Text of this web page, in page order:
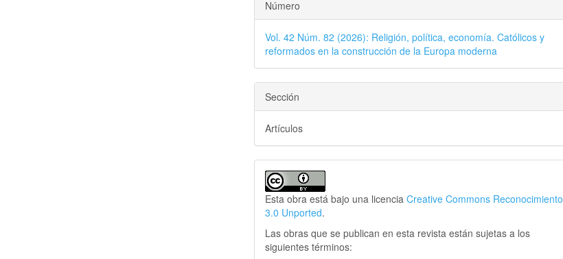
Número
Vol. 42 Núm. 82 (2026): Religión, política, economía. Católicos y
reformados en la construcción de la Europa moderna
Sección
Artículos
Esta obra está bajo una licenciaCreative Commons Reconocimiento
3.0 Unported.
Las obras que se publican en esta revista están sujetas a los
siguientes términos: